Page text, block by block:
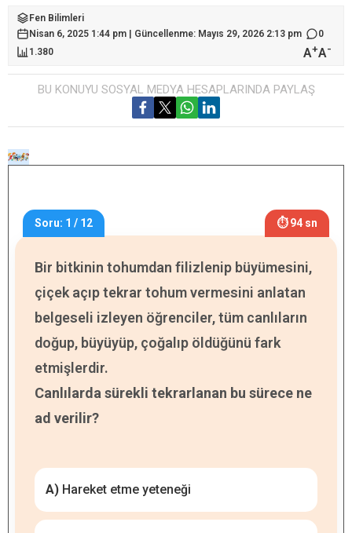
Fen Bilimleri
Nisan 6, 2025 1:44 pm | Güncellenme: Mayıs 29, 2026 2:13 pm
0
1.380
A+A-
BU KONUYU SOSYAL MEDYA HESAPLARINDA PAYLAŞ
Soru: 1 / 12 ⏱ 94 sn
Bir bitkinin tohumdan filizlenip büyümesini,
çiçek açıp tekrar tohum vermesini anlatan
belgeseli izleyen öğrenciler, tüm canlıların
doğup, büyüyüp, çoğalıp öldüğünü fark
etmişlerdir.
Canlılarda sürekli tekrarlanan bu sürece ne
ad verilir?
A) Hareket etme yeteneği